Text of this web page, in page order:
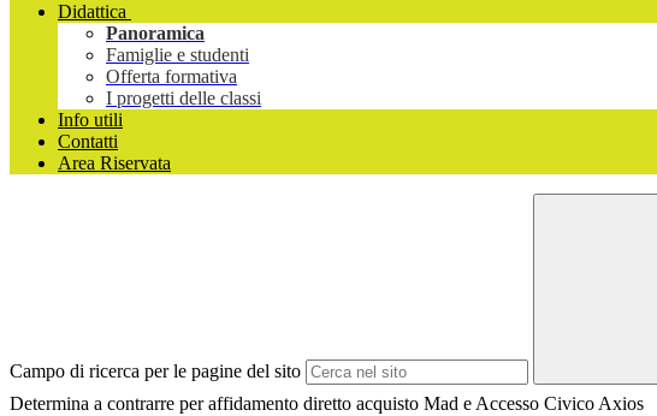
Didattica
Panoramica
Famiglie e studenti
Offerta formativa
I progetti delle classi
Info utili
Contatti
Area Riservata
Campo di ricerca per le pagine del sito
Determina a contrarre per affidamento diretto acquisto Mad e Accesso Civico Axios